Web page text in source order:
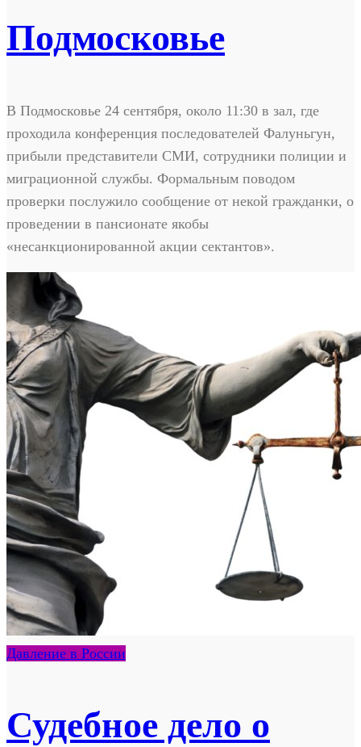
Подмосковье
В Подмосковье 24 сентября, около 11:30 в зал, где
проходила конференция последователей Фалуньгун,
прибыли представители СМИ, сотрудники полиции и
миграционной службы. Формальным поводом
проверки послужило сообщение от некой гражданки, о
проведении в пансионате якобы
«несанкционированной акции сектантов».
Давление в России
Судебное дело о